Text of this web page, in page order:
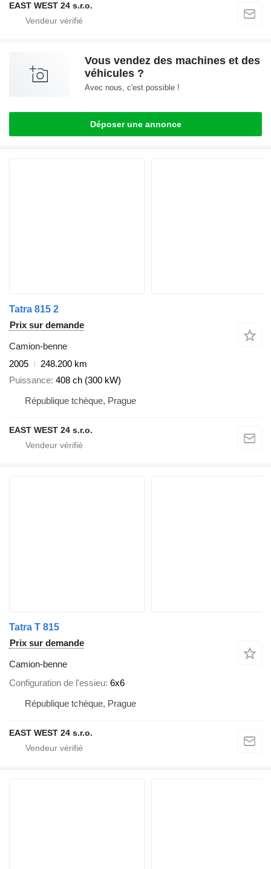
EAST WEST 24 s.r.o.
Vous vendez des machines et des
véhicules ?
Avec nous, c'est possible !
Déposer une annonce
Tatra 815 2
Prix sur demande
Camion-benne
2005
248.200 km
Puissance 408 ch (300 kW)
République tchèque, Prague
EAST WEST 24 s.r.o.
Tatra T 815
Prix sur demande
Camion-benne
Configuration de l'essieu 6x6
République tchèque, Prague
EAST WEST 24 s.r.o.